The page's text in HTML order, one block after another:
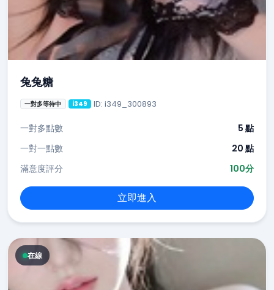
兔兔糖
一對多等待中 i349 ID: i349_300893
一對多點數
5 點
一對一點數
20 點
滿意度評分
100分
立即進入
在線